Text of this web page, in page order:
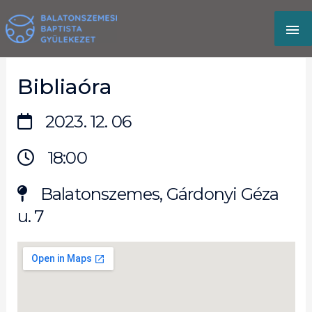
to
content
Bibliaóra
2023. 12. 06
18:00
Balatonszemes, Gárdonyi Géza
u. 7